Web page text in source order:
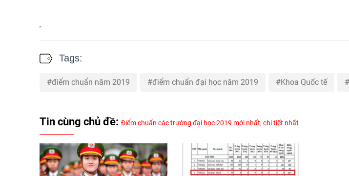
Tags:
điểm chuẩn năm 2019 điểm chuẩn đại học năm 2019 Khoa Quốc tế
Tin cùng chủ đề: Điểm chuẩn các trường đại học 2019 mới nhất, chi tiết nhất